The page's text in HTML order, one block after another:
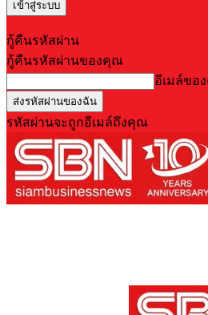
กู้คืนรหัสผ่าน
กู้คืนรหัสผ่านของคุณ
อีเมล์ขอ
รหัสผ่านจะถูกอีเมล์ถึงคุณ